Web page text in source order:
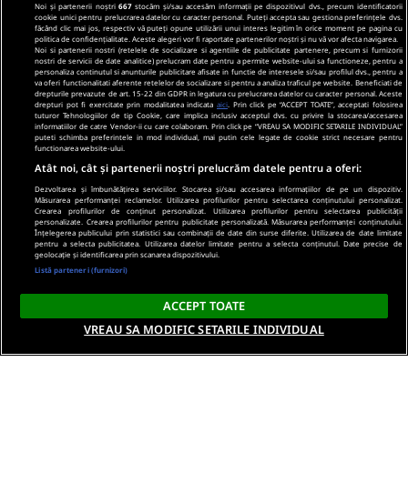
Noi și partenerii noștri667 stocăm și/sau accesăm informații pe dispozitivul dvs., precum identificatorii
cookie unici pentru prelucrarea datelor cu caracter personal. Puteți accepta sau gestiona preferințele dvs.
făcând clic mai jos, respectiv vă puteți opune utilizării unui interes legitim în orice moment pe pagina cu
politica de confidențialitate. Aceste alegeri vor fi raportate partenerilor noștri și nu vă vor afecta navigarea.
Noi si partenerii nostri (retelele de socializare si agentiile de publicitate partenere, precum si furnizorii
nostri de servicii de date analitice) prelucram date pentru a permite website-ului sa functioneze, pentru a
personaliza continutul si anunturile publicitare afisate in functie de interesele si/sau profilul dvs., pentru a
va oferi functionalitati aferente retelelor de socializare si pentru a analiza traficul pe website. Beneficiati de
drepturile prevazute de art. 15-22 din GDPR in legatura cu prelucrarea datelor cu caracter personal. Aceste
drepturi pot fi exercitate prin modalitatea indicata aici . Prin click pe “ACCEPT TOATE”, acceptati folosirea
tuturor Tehnologiilor de tip Cookie, care implica inclusiv acceptul dvs. cu privire la stocarea/accesarea
informatiilor de catre Vendor-ii cu care colaboram. Prin click pe “VREAU SA MODIFIC SETARILE INDIVIDUAL”
puteti schimba preferintele in mod individual, mai putin cele legate de cookie strict necesare pentru
functionarea website-ului.
Atât noi, cât și partenerii noștri prelucrăm datele pentru a oferi:
Dezvoltarea și îmbunătățirea serviciilor. Stocarea și/sau accesarea informațiilor de pe un dispozitiv.
Măsurarea performanței reclamelor. Utilizarea profilurilor pentru selectarea conținutului personalizat.
Crearea profilurilor de conținut personalizat. Utilizarea profilurilor pentru selectarea publicității
personalizate. Crearea profilurilor pentru publicitate personalizată. Măsurarea performanței conținutului.
Înțelegerea publicului prin statistici sau combinații de date din surse diferite. Utilizarea de date limitate
pentru a selecta publicitatea. Utilizarea datelor limitate pentru a selecta conținutul. Date precise de
geolocație și identificarea prin scanarea dispozitivului.
Listă parteneri (furnizori)
ACCEPT TOATE
VREAU SA MODIFIC SETARILE INDIVIDUAL